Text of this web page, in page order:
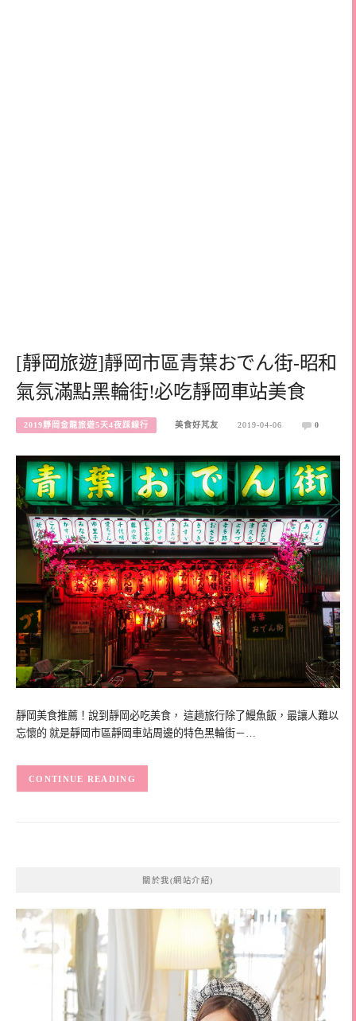
[靜岡旅遊]靜岡市區青葉おでん街-昭和
氣氛滿點黑輪街!必吃靜岡車站美食
2019靜岡金龍旅遊5天4夜踩線行 美食好芃友 2019-04-06 0
靜岡美食推薦！說到靜岡必吃美食， 這趟旅行除了鰻魚飯，最讓人難以
忘懷的 就是靜岡市區靜岡車站周邊的特色黑輪街－…
CONTINUE READING
關於我(網站介紹)